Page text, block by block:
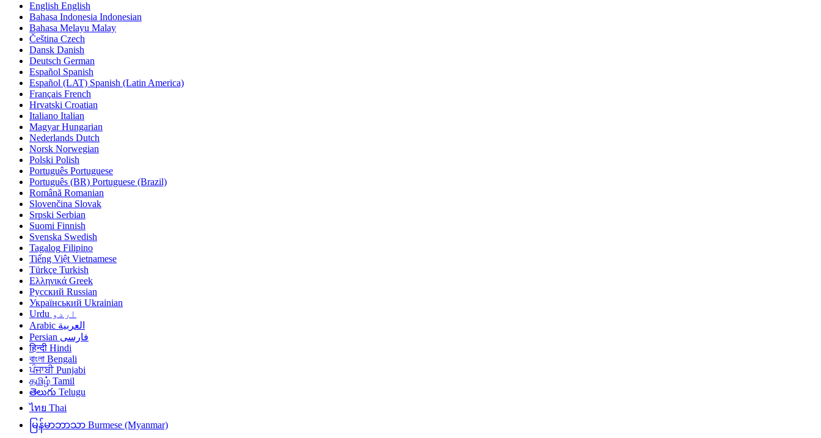
English English
Bahasa Indonesia Indonesian
Bahasa Melayu Malay
Čeština Czech
Dansk Danish
Deutsch German
Español Spanish
Español (LAT) Spanish (Latin America)
Français French
Hrvatski Croatian
Italiano Italian
Magyar Hungarian
Nederlands Dutch
Norsk Norwegian
Polski Polish
Português Portuguese
Português (BR) Portuguese (Brazil)
Română Romanian
Slovenčina Slovak
Srpski Serbian
Suomi Finnish
Svenska Swedish
Tagalog Filipino
Tiếng Việt Vietnamese
Türkçe Turkish
Ελληνικά Greek
Русский Russian
Український Ukrainian
اردو Urdu
العربية Arabic
فارسی Persian
हिन्दी Hindi
বাংলা Bengali
ਪੰਜਾਬੀ Punjabi
தமிழ் Tamil
తెలుగు Telugu
ไทย Thai
မြန်မာဘာသာ Burmese (Myanmar)